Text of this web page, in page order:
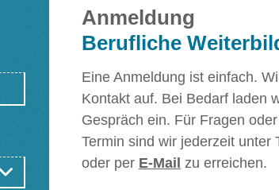
Zielgruppe
Interessierte, die das Graphic
oder sich darin weiterbilden
Level
Grundkenntnisse
Dauer
Van Bo & Prime Graphic
Anmeldung
Berufliche
Eine Anmeldung ist einfach.
Kontakt auf. Bei Bedarf laden
Gespräch ein. Für Fragen
Termin sind wir jederzeit unter
oder per E-Mail zu erreichen.
„Grossartig!
und schon fürs
angemeldet!“
Teilnehmerin